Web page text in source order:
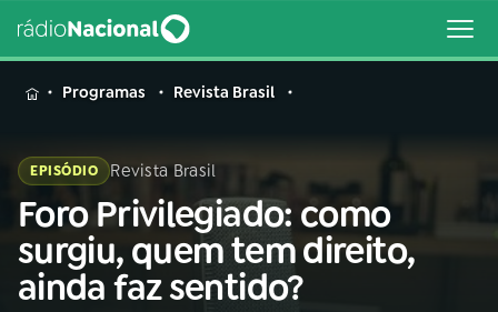
MENU
Buscar
na
Rádio
Nacional
Buscar
Programas Revista Brasil
EPISÓDIO Revista Brasil
Foro Privilegiado: como
surgiu, quem tem direito,
ainda faz sentido?